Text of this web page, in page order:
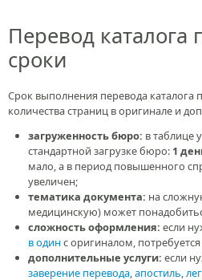
Перевод
сроки
Срок выполнения перевода каталога
количества страниц в оригинале и
загруженность бюро: в таблице
стандартной загрузке бюро: 1
мало, а в период повышенного
увеличен;
тематика документа: на
медицинскую) может
сложность оформления: если
в один с оригиналом,
дополнительные услуги: если
заверение перевода,апостиль,